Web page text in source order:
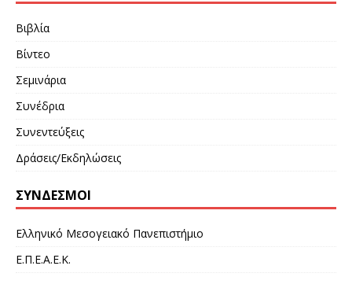
Βιβλία
Βίντεο
Σεμινάρια
Συνέδρια
Συνεντεύξεις
Δράσεις/Εκδηλώσεις
ΣΎΝΔΕΣΜΟΙ
Ελληνικό Μεσογειακό Πανεπιστήμιο
Ε.Π.Ε.Α.Ε.Κ.